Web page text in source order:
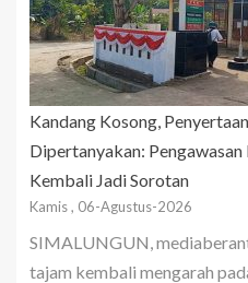
Kandang Kosong,
Dipertanyakan: Pengawasan
Kembali Jadi Sorotan
Kamis , 06-Agustus-2026
SIMALUNGUN,
tajam kembali mengarah